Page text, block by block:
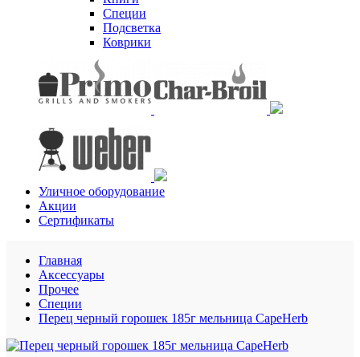
Специи
Подсветка
Коврики
Уличное оборудование
Акции
Сертификаты
Главная
Аксессуары
Прочее
Специи
Перец черный горошек 185г мельница CapeHerb